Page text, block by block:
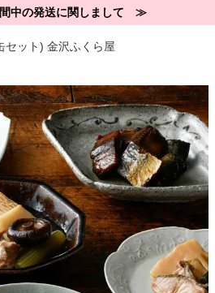
間中の発送に関しまして ≫
セット) 金沢ふくら屋